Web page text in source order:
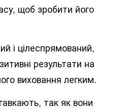
щоб зробити його
і цілеспрямований,
результати на
виховання легким.
так як вони